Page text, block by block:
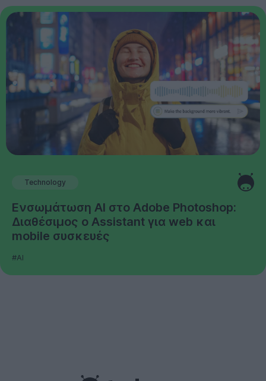
Technology
Ενσωμάτωση AI στο Adobe Photoshop:
Διαθέσιμος ο Assistant για web και
mobile συσκευές
#AI